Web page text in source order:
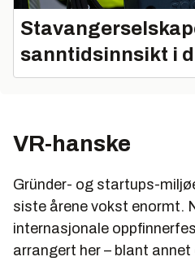
sanntidsinnsikt i
VR-hanske
Gründer- og startups-
siste årene vokst enormt.
internasjonale
arrangert her – blant